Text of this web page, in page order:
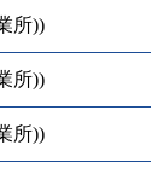
所))
所))
所))